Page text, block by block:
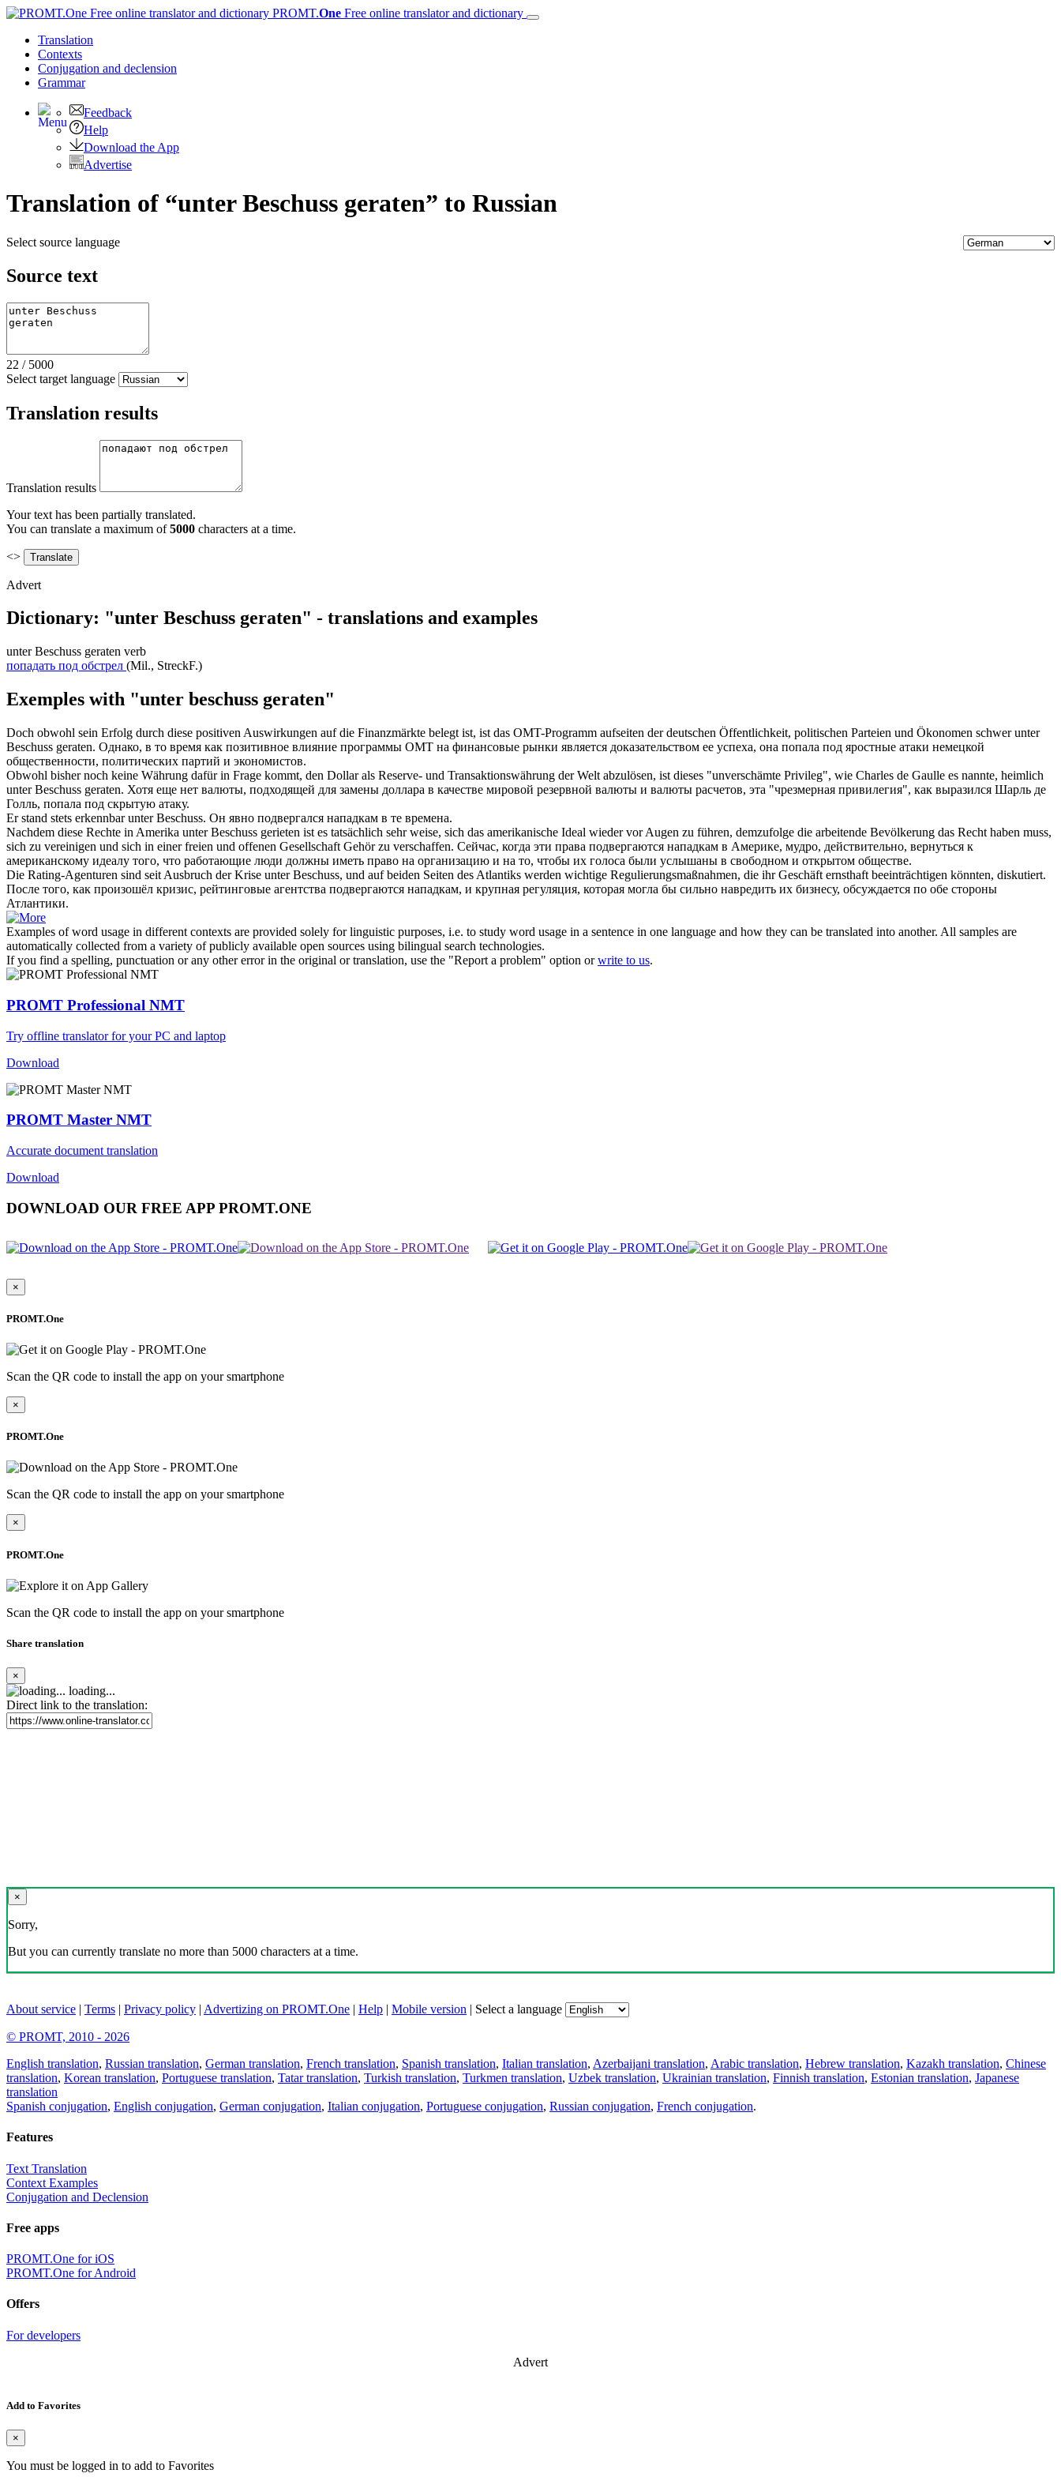
PROMT.One Free online translator and dictionary
Translation
Contexts
Conjugation and declension
Grammar
Feedback
Help
Download the App
Advertise
Translation of “unter Beschuss geraten” to Russian
Select source language
Source text
22 / 5000
Select target language
Translation results
Translation results
Your text has been partially translated.
You can translate a maximum of5000 characters at a time.
<>
Advert
Dictionary: "unter Beschuss geraten" - translations and examples
unter Beschuss geraten verb
попадать под обстрел (Mil., StreckF.)
Exemples with "unter beschuss geraten"
Doch obwohl sein Erfolg durch diese positiven Auswirkungen auf die Finanzmärkte belegt ist, ist das OMT-Programm aufseiten der deutschen Öffentlichkeit, politischen Parteien und Ökonomen schwerunter
Beschuss geraten. Однако, в то время как позитивное влияние программы ОМТ на финансовые рынки является доказательством ее успеха, она попала под яростные атаки немецкой
общественности, политических партий и экономистов.
Obwohl bisher noch keine Währung dafür in Frage kommt, den Dollar als Reserve- und Transaktionswährung der Welt abzulösen, ist dieses "unverschämte Privileg", wie Charles de Gaulle es nannte, heimlich
unter Beschuss geraten. Хотя еще нет валюты, подходящей для замены доллара в качестве мировой резервной валюты и валюты расчетов, эта "чрезмерная привилегия", как выразился Шарль де
Голль, попала под скрытую атаку.
Er stand stets erkennbarunter Beschuss. Он явно подвергался нападкам в те времена.
Nachdem diese Rechte in Amerika unter Beschuss gerieten ist es tatsächlich sehr weise, sich das amerikanische Ideal wieder vor Augen zu führen, demzufolge die arbeitende Bevölkerung das Recht haben muss,
sich zu vereinigen und sich in einer freien und offenen Gesellschaft Gehör zu verschaffen. Сейчас, когда эти права подвергаются нападкам в Америке, мудро, действительно, вернуться к
американскому идеалу того, что работающие люди должны иметь право на организацию и на то, чтобы их голоса были услышаны в свободном и открытом обществе.
Die Rating-Agenturen sind seit Ausbruch der Krise unter Beschuss, und auf beiden Seiten des Atlantiks werden wichtige Regulierungsmaßnahmen, die ihr Geschäft ernsthaft beeinträchtigen könnten, diskutiert.
После того, как произошёл кризис, рейтинговые агентства подвергаются нападкам, и крупная регуляция, которая могла бы сильно навредить их бизнесу, обсуждается по обе стороны
Атлантики.
Examples of word usage in different contexts are provided solely for linguistic purposes, i.e. to study word usage in a sentence in one language and how they can be translated into another. All samples are
automatically collected from a variety of publicly available open sources using bilingual search technologies.
If you find a spelling, punctuation or any other error in the original or translation, use the "Report a problem" option orwrite to us.
PROMT Professional NMT
Try offline translator for your PC and laptop
Download
PROMT Master NMT
Accurate document translation
Download
DOWNLOAD OUR FREE APP PROMT.ONE
×
PROMT.One
Scan the QR code to install the app on your smartphone
×
PROMT.One
Scan the QR code to install the app on your smartphone
×
PROMT.One
Scan the QR code to install the app on your smartphone
Share translation
×
loading...
Direct link to the translation:
×
Sorry,
But you can currently translate no more than 5000 characters at a time.
About service | Terms | Privacy policy | Advertizing on PROMT.One | Help | Mobile version | Select a language
© PROMT, 2010 - 2026
English translation, Russian translation, German translation, French translation, Spanish translation, Italian translation, Azerbaijani translation, Arabic translation, Hebrew translation, Kazakh translation, Chinese
translation, Korean translation, Portuguese translation, Tatar translation, Turkish translation, Turkmen translation, Uzbek translation, Ukrainian translation, Finnish translation, Estonian translation, Japanese
translation
Spanish conjugation, English conjugation, German conjugation, Italian conjugation, Portuguese conjugation, Russian conjugation, French conjugation.
Features
Text Translation
Context Examples
Conjugation and Declension
Free apps
PROMT.One for iOS
PROMT.One for Android
Offers
For developers
Advert
Add to Favorites
×
You must be logged in to add to Favorites